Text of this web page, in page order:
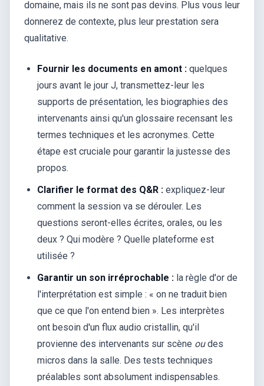
domaine, mais ils ne sont pas devins. Plus vous leur
donnerez de contexte, plus leur prestation sera
qualitative.
Fournir les documents en amont : quelques
jours avant le jour J, transmettez-leur les
supports de présentation, les biographies des
intervenants ainsi qu'un glossaire recensant les
termes techniques et les acronymes. Cette
étape est cruciale pour garantir la justesse des
propos.
Clarifier le format des Q&R : expliquez-leur
comment la session va se dérouler. Les
questions seront-elles écrites, orales, ou les
deux ? Qui modère ? Quelle plateforme est
utilisée ?
Garantir un son irréprochable : la règle d'or de
l'interprétation est simple : « on ne traduit bien
que ce que l'on entend bien ». Les interprètes
ont besoin d'un flux audio cristallin, qu'il
provienne des intervenants sur scène oudes
micros dans la salle. Des tests techniques
préalables sont absolument indispensables.